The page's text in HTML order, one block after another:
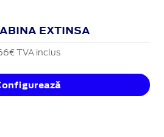
EXTINSA
TVA inclus